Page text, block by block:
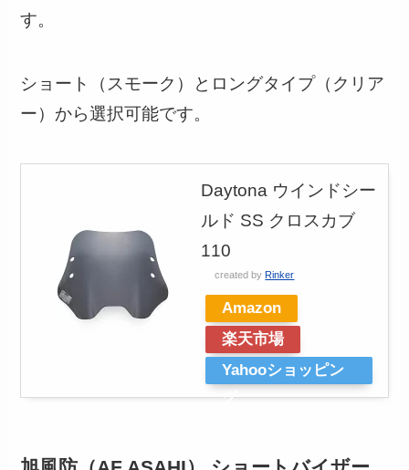
す。
ショート（スモーク）とロングタイプ（クリア
ー）から選択可能です。
Daytona ウインドシー
ルド SS クロスカブ
110
created by Rinker
Amazon
楽天市場
Yahooショッピン
グ